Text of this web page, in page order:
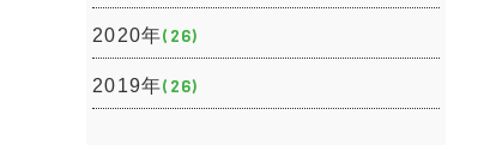
2020年(26)
2019年(26)